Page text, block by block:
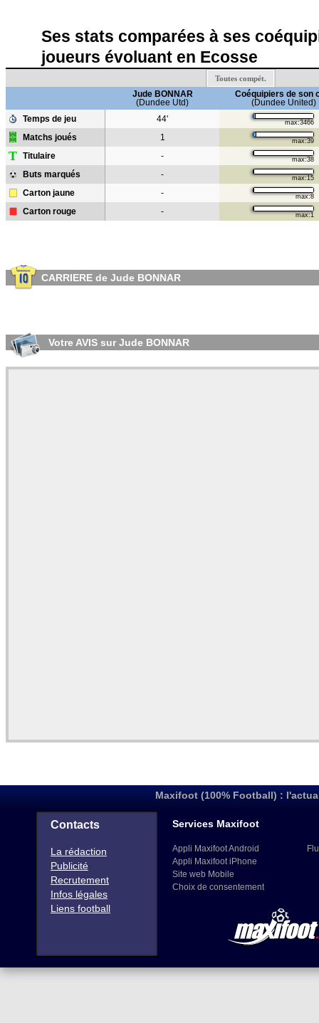
Ses stats comparées à ses
joueurs évoluant en Ecosse
Toutes compét.
Jude BONNAR
(Dundee Utd)
Coéquipiers de son
(Dundee United)
Temps de jeu
44' max:3466
Matchs joués 1 max:39
T Titulaire - max:38
Buts marqués - max:15
Carton jaune - max:8
Carton rouge - max:1
CARRIERE de Jude BONNAR
Votre AVIS sur Jude BONNAR
Maxifoot (100% Football) :
Contacts
La rédaction
Publicité
Recrutement
Infos légales
Liens football
Services Maxifoot
Appli Maxifoot Android
Appli Maxifoot iPhone
Site web Mobile
Choix de consentement